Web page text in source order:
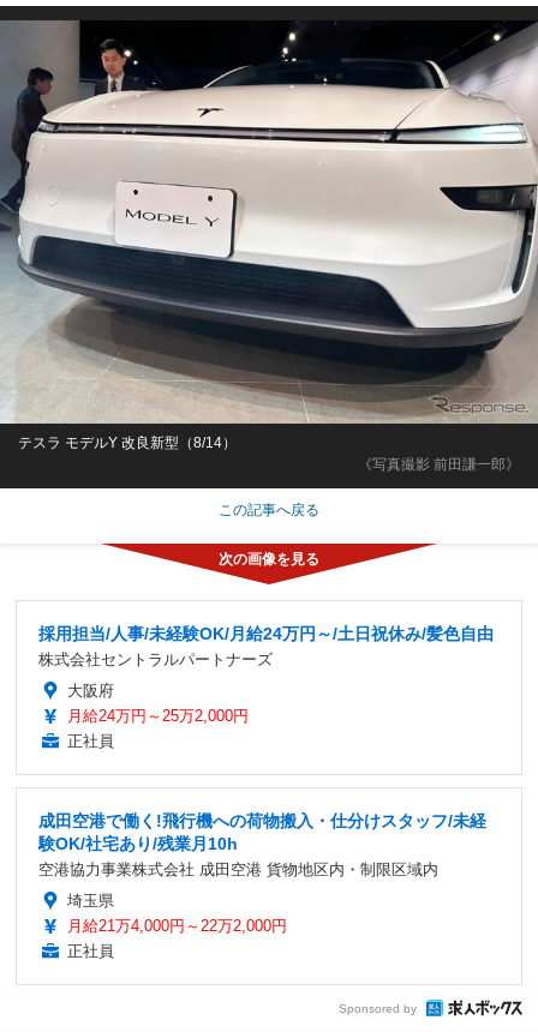
《写真撮影 前田謙一郎》
テスラ モデルY 改良新型（8/14）
この記事へ戻る
採用担当/人事/未経験OK/月給24万円～/土日祝休み/髪色自由
株式会社セントラルパートナーズ
大阪府
月給24万円～25万2,000円
正社員
成田空港で働く!飛行機への荷物搬入・仕分けスタッフ/未経
験OK/社宅あり/残業月10h
空港協力事業株式会社 成田空港 貨物地区内・制限区域内
埼玉県
月給21万4,000円～22万2,000円
正社員
Sponsored by